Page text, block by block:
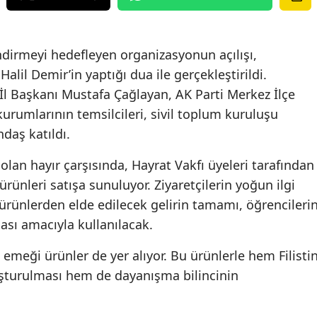
hedefleyen organizasyonun açılışı,
Demir’in yaptığı dua ile gerçekleştirildi.
Mustafa Çağlayan, AK Parti Merkez İlçe
temsilcileri, sivil toplum kuruluşu
katıldı.
hayır çarşısında, Hayrat Vakfı üyeleri tarafından
satışa sunuluyor. Ziyaretçilerin yoğun ilgi
elde edilecek gelirin tamamı,
amacıyla kullanılacak.
emeği ürünler de yer alıyor. Bu ürünlerle hem
hem de dayanışma bilincinin